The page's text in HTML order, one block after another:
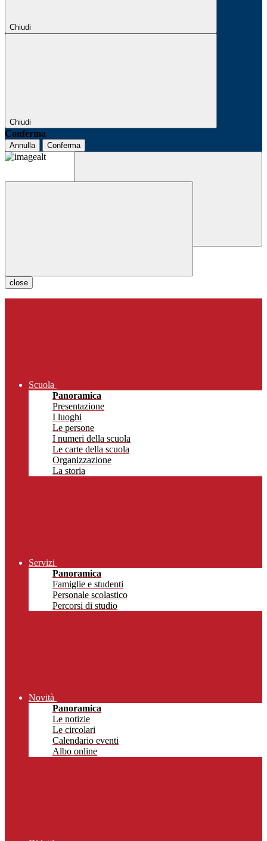
Chiudi
Chiudi
Conferma
Annulla Conferma
close
Scuola
Panoramica
Presentazione
I luoghi
Le persone
I numeri della scuola
Le carte della scuola
Organizzazione
La storia
Servizi
Panoramica
Famiglie e studenti
Personale scolastico
Percorsi di studio
Novità
Panoramica
Le notizie
Le circolari
Calendario eventi
Albo online